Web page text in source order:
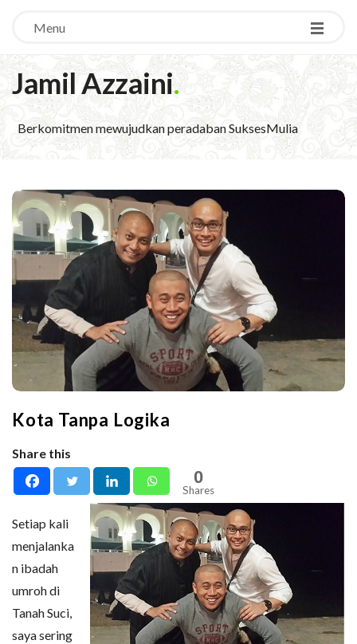
Menu
Jamil Azzaini.
Berkomitmen mewujudkan peradaban SuksesMulia
Kota Tanpa Logika
Share this
0
Shares
Setiap kali
menjalanka
n ibadah
umroh di
Tanah Suci,
saya sering